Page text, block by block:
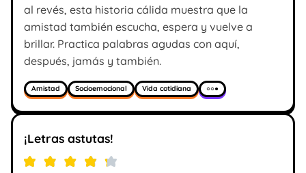
al revés, esta historia cálida muestra que la
amistad también escucha, espera y vuelve a
brillar. Practica palabras agudas con aquí,
después, jamás y también.
Amistad Socioemocional Vida cotidiana ○○●
¡Letras astutas!